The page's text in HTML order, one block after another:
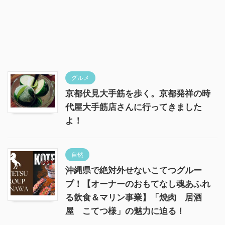
グルメ
京都伏見大手筋を歩く。京都発祥の時
代屋大手筋店さんに行ってきました
よ！
自然
沖縄県で絶対外せないこてつグルー
プ！【オーナーのおもてなし魂あふれ
る飲食＆マリン事業】「焼肉 居酒
屋 こてつ様」の魅力に迫る！